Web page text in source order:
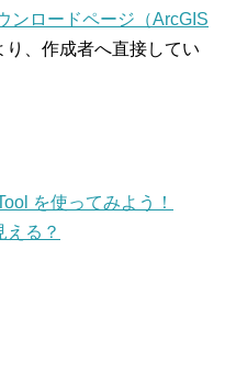
ンロードページ（ArcGIS
、作成者へ直接してい
を使ってみよう！
える？